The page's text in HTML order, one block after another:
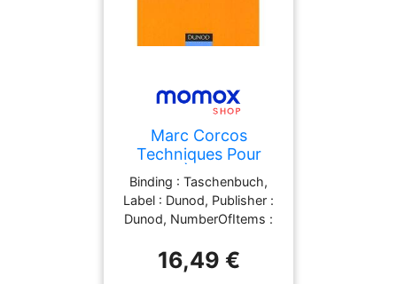
Marc Corcos
Techniques Pour
Vendre À La Grande
Distribution :
Méthodes, Leviers
D'Efficacité, Erreurs
À Éviter
Binding : Taschenbuch,
Label : Dunod, Publisher :
Dunod, NumberOfItems :
publicationDate : 2005-
12-01, authors : Marc
16,49 €